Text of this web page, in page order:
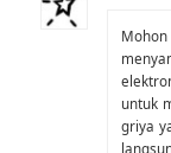
untuk
griya